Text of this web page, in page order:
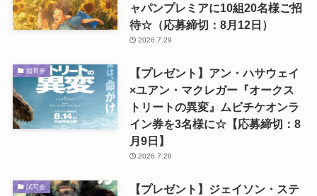
ャパンプレミアに10組20名様ご招
待☆（応募締切：8月12日）
2026.7.29
鑑賞券
【プレゼント】アン・ハサウェイ
×ユアン・マクレガー『オークス
トリートの異変』ムビチケオンラ
イン券を3名様に☆【応募締切：8
月9日】
2026.7.28
試写会
【プレゼント】ジェイソン・ステ